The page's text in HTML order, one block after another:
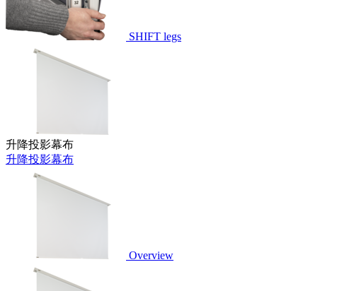
SHIFT legs
升降投影幕布
升降投影幕布
Overview